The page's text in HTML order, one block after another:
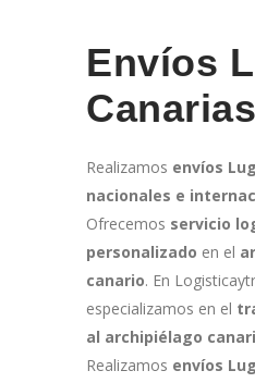
Envíos
Canarias
Realizamos envíos
nacionales e
Ofrecemos servicio
personalizado en el
canario. En
especializamos en el
al archipiélago
Realizamos envíos